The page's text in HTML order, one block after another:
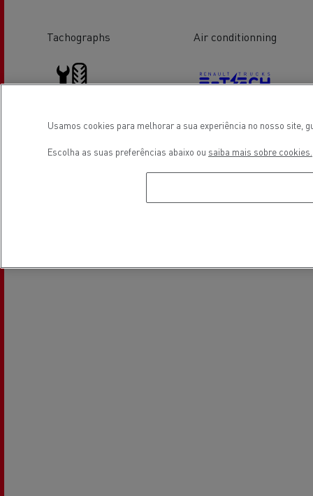
Tachographs Air conditionning
Usamos cookies para melhorar a sua experiência no nosso site,
Escolha as suas preferências abaixo ou saiba mais sobre cookies.